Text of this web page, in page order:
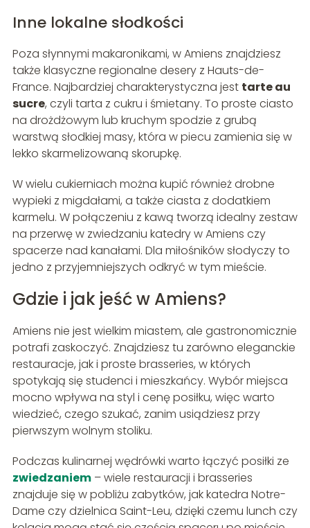
Inne lokalne słodkości
Poza słynnymi makaronikami, w Amiens znajdziesz
także klasyczne regionalne desery z Hauts-de-
France. Najbardziej charakterystyczna jest tarte au
sucre, czyli tarta z cukru i śmietany. To proste ciasto
na drożdżowym lub kruchym spodzie z grubą
warstwą słodkiej masy, która w piecu zamienia się w
lekko skarmelizowaną skorupkę.
W wielu cukierniach można kupić również drobne
wypieki z migdałami, a także ciasta z dodatkiem
karmelu. W połączeniu z kawą tworzą idealny zestaw
na przerwę w zwiedzaniu katedry w Amiens czy
spacerze nad kanałami. Dla miłośników słodyczy to
jedno z przyjemniejszych odkryć w tym mieście.
Gdzie i jak jeść w Amiens?
Amiens nie jest wielkim miastem, ale gastronomicznie
potrafi zaskoczyć. Znajdziesz tu zarówno eleganckie
restauracje, jak i proste brasseries, w których
spotykają się studenci i mieszkańcy. Wybór miejsca
mocno wpływa na styl i cenę posiłku, więc warto
wiedzieć, czego szukać, zanim usiądziesz przy
pierwszym wolnym stoliku.
Podczas kulinarnej wędrówki warto łączyć posiłki ze
zwiedzaniem– wiele restauracji i brasseries
znajduje się w pobliżu zabytków, jak katedra Notre-
Dame czy dzielnica Saint-Leu, dzięki czemu lunch czy